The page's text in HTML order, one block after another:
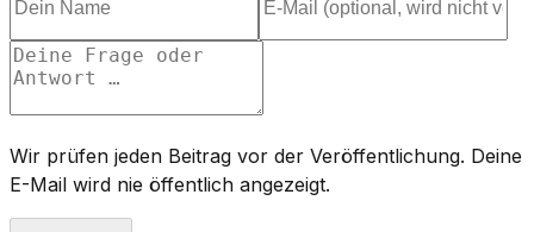
Wir prüfen jeden Beitrag vor der Veröffentlichung. Deine
E-Mail wird nie öffentlich angezeigt.